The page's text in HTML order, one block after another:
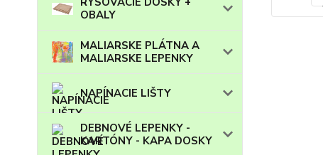
OBALY
MALIARSKE PLÁTNA A
MALIARSKE LEPENKY
NAPÍNACIE LIŠTY
DEBNOVÉ LEPENKY -
KARTÓNY - KAPA DOSKY